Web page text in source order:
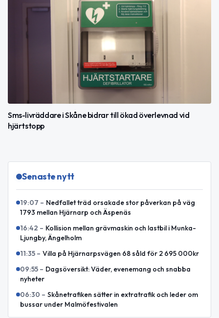
Sms-livräddare i Skåne bidrar till ökad överlevnad vid
hjärtstopp
Senaste nytt
19:07 – Nedfallet träd orsakade stor påverkan på väg
1793 mellan Hjärnarp och Äspenäs
16:42 – Kollision mellan grävmaskin och lastbil i Munka-
Ljungby, Ängelholm
11:35 – Villa på Hjärnarpsvägen 68 såld för 2 695 000kr
09:55 – Dagsöversikt: Väder, evenemang och snabba
nyheter
06:30 – Skånetrafiken sätter in extratrafik och leder om
bussar under Malmöfestivalen